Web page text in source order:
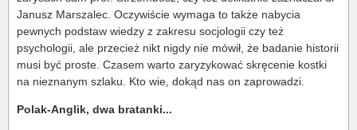
Janusz Marszalec. Oczywiście wymaga to także nabycia
pewnych podstaw wiedzy z zakresu socjologii czy też
psychologii, ale przecież nikt nigdy nie mówił, że badanie historii
musi być proste. Czasem warto zaryzykować skręcenie kostki
na nieznanym szlaku. Kto wie, dokąd nas on zaprowadzi.
Polak-Anglik, dwa bratanki...